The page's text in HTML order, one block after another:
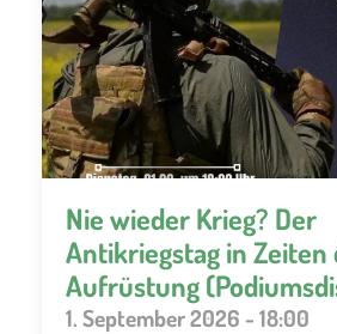
Nie wieder Krieg? Der
Antikriegstag in Zeiten
Aufrüstung
1. September 2026 - 18:00